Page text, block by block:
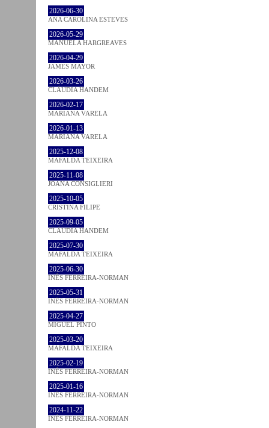
2026-06-30
ANA CAROLINA ESTEVES
2026-05-29
MANUELA HARGREAVES
2026-04-29
JAMES MAYOR
2026-03-26
CLÁUDIA HANDEM
2026-02-17
MARIANA VARELA
2026-01-13
MARIANA VARELA
2025-12-08
MAFALDA TEIXEIRA
2025-11-08
JOANA CONSIGLIERI
2025-10-05
CRISTINA FILIPE
2025-09-05
CLÁUDIA HANDEM
2025-07-30
MAFALDA TEIXEIRA
2025-06-30
INÊS FERREIRA-NORMAN
2025-05-31
INÊS FERREIRA-NORMAN
2025-04-27
MIGUEL PINTO
2025-03-20
MAFALDA TEIXEIRA
2025-02-19
INÊS FERREIRA-NORMAN
2025-01-16
INÊS FERREIRA-NORMAN
2024-11-22
INÊS FERREIRA-NORMAN